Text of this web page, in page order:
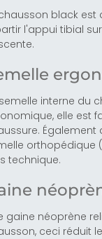
black est
l'appui tibial
interne du
elle est
orthopédique
technique.
gaine néoprène
ceci réduit